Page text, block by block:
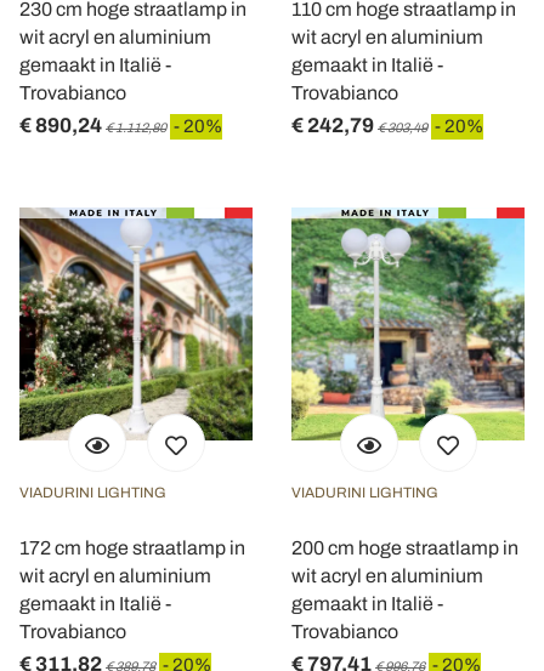
230 cm hoge straatlamp in
wit acryl en aluminium
gemaakt in Italië -
Trovabianco
€ 890,24 € 1.112,80 - 20%
110 cm hoge straatlamp in
wit acryl en aluminium
gemaakt in Italië -
Trovabianco
€ 242,79 € 303,49 - 20%
VIADURINI LIGHTING
172 cm hoge straatlamp in
wit acryl en aluminium
gemaakt in Italië -
Trovabianco
€ 311,82 € 389,78 - 20%
VIADURINI LIGHTING
200 cm hoge straatlamp in
wit acryl en aluminium
gemaakt in Italië -
Trovabianco
€ 797,41 € 996,76 - 20%